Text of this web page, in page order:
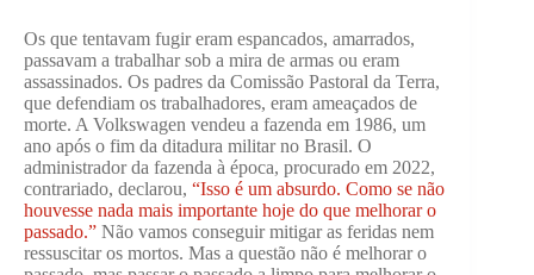
Os que tentavam fugir eram espancados, amarrados,
passavam a trabalhar sob a mira de armas ou eram
assassinados. Os padres da Comissão Pastoral da Terra,
que defendiam os trabalhadores, eram ameaçados de
morte. A Volkswagen vendeu a fazenda em 1986, um
ano após o fim da ditadura militar no Brasil. O
administrador da fazenda à época, procurado em 2022,
contrariado, declarou, “Isso é um absurdo. Como se não
houvesse nada mais importante hoje do que melhorar o
passado.” Não vamos conseguir mitigar as feridas nem
ressuscitar os mortos. Mas a questão não é melhorar o